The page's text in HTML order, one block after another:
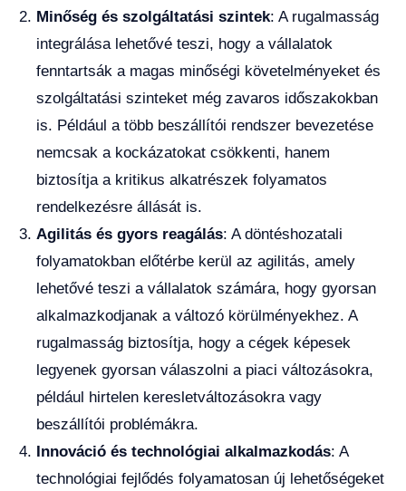
Minőség és szolgáltatási szintek: A rugalmasság
integrálása lehetővé teszi, hogy a vállalatok
fenntartsák a magas minőségi követelményeket és
szolgáltatási szinteket még zavaros időszakokban
is. Például a több beszállítói rendszer bevezetése
nemcsak a kockázatokat csökkenti, hanem
biztosítja a kritikus alkatrészek folyamatos
rendelkezésre állását is.
Agilitás és gyors reagálás: A döntéshozatali
folyamatokban előtérbe kerül az agilitás, amely
lehetővé teszi a vállalatok számára, hogy gyorsan
alkalmazkodjanak a változó körülményekhez. A
rugalmasság biztosítja, hogy a cégek képesek
legyenek gyorsan válaszolni a piaci változásokra,
például hirtelen keresletváltozásokra vagy
beszállítói problémákra.
Innováció és technológiai alkalmazkodás: A
technológiai fejlődés folyamatosan új lehetőségeket